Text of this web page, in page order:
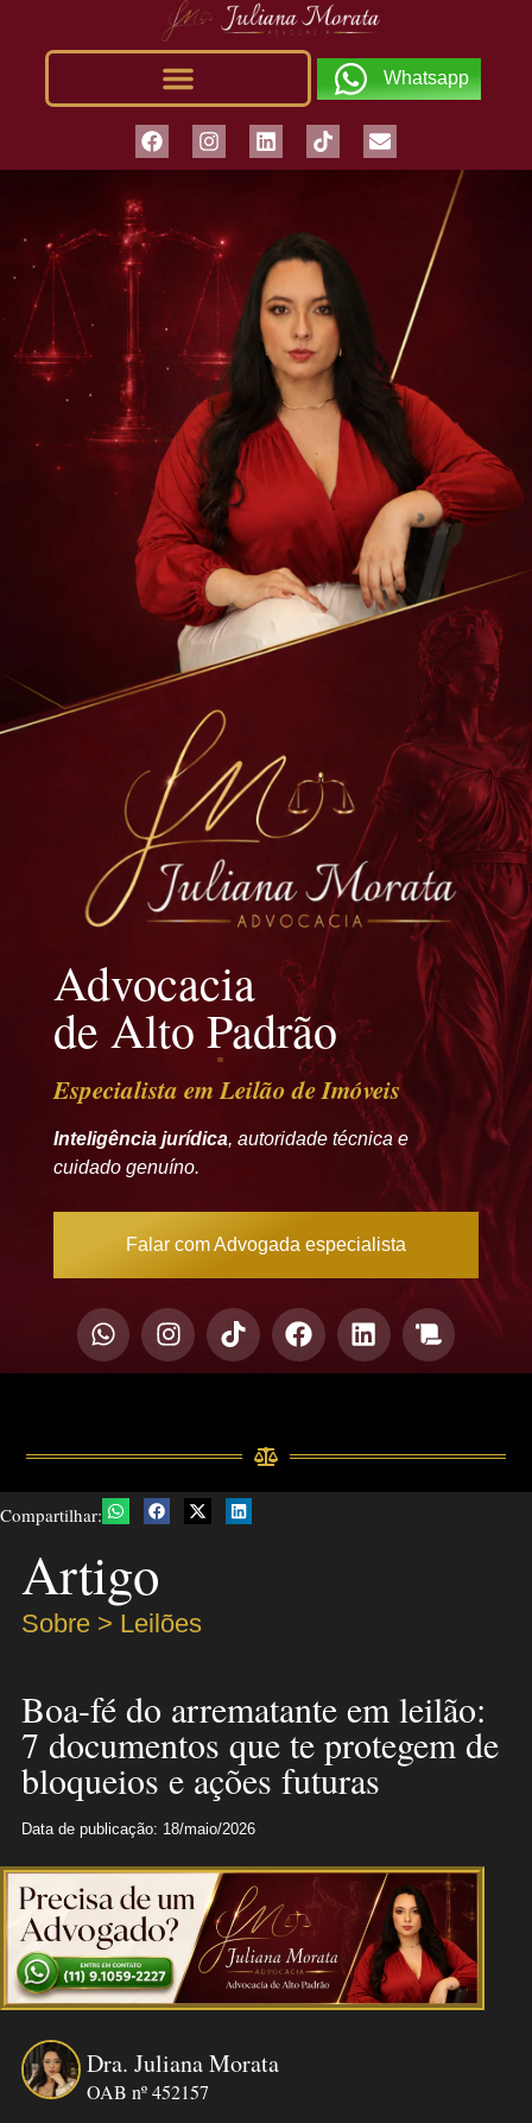
Whatsapp
Advocacia
de Alto Padrão
Especialista em Leilão de Imóveis
Inteligência jurídica, autoridade técnica e
cuidado genuíno.
Falar com Advogada especialista
Compartilhar:
Artigo
Sobre > Leilões
Boa-fé do arrematante em leilão:
7 documentos que te protegem de
bloqueios e ações futuras
Data de publicação: 18/maio/2026
Dra. Juliana Morata
OAB nº 452157